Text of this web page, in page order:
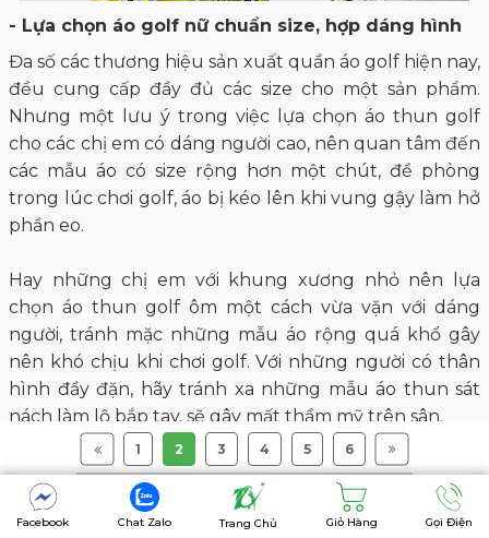
1 2 3 4 5 6
- Lựa chọn áo golf nữ chuẩn size, hợp dáng hình
Đa số các thương hiệu sản xuất quần áo golf hiện nay,
đều cung cấp đầy đủ các size cho một sản phẩm.
Nhưng một lưu ý trong việc lựa chọn áo thun golf
cho các chị em có dáng người cao, nên quan tâm đến
các mẫu áo có size rộng hơn một chút, đề phòng
trong lúc chơi golf, áo bị kéo lên khi vung gậy làm hở
phần eo.
Hay những chị em với khung xương nhỏ nên lựa
chọn áo thun golf ôm một cách vừa vặn với dáng
người, tránh mặc những mẫu áo rộng quá khổ gây
nên khó chịu khi chơi golf. Với những người có thân
hình đầy đặn, hãy tránh xa những mẫu áo thun sát
nách làm lộ bắp tay, sẽ gây mất thẩm mỹ trên sân.
Facebook Chat Zalo Trang Chủ Giỏ Hàng Gọi Điện